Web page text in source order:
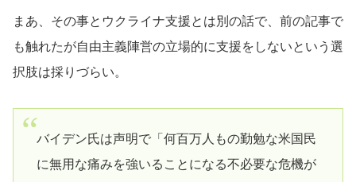
まあ、その事とウクライナ支援とは別の話で、前の記事で
も触れたが自由主義陣営の立場的に支援をしないという選
択肢は採りづらい。
バイデン氏は声明で「何百万人もの勤勉な米国民
に無用な痛みを強いることになる不必要な危機が